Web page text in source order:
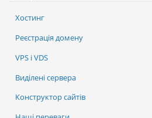
Хостинг
Реєстрація домену
VPS і VDS
Виділені сервера
Конструктор сайтів